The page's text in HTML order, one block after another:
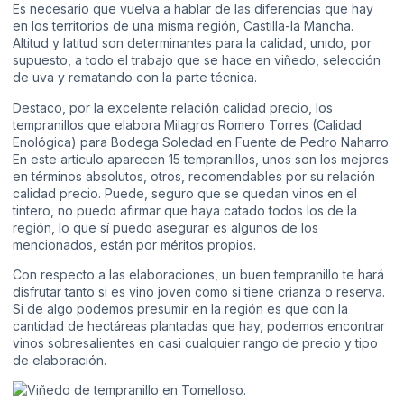
Es necesario que vuelva a hablar de las diferencias que hay
en los territorios de una misma región, Castilla-la Mancha.
Altitud y latitud son determinantes para la calidad, unido, por
supuesto, a todo el trabajo que se hace en viñedo, selección
de uva y rematando con la parte técnica.
Destaco, por la excelente relación calidad precio, los
tempranillos que elabora Milagros Romero Torres (Calidad
Enológica) para Bodega Soledad en Fuente de Pedro Naharro.
En este artículo aparecen 15 tempranillos, unos son los mejores
en términos absolutos, otros, recomendables por su relación
calidad precio. Puede, seguro que se quedan vinos en el
tintero, no puedo afirmar que haya catado todos los de la
región, lo que sí puedo asegurar es algunos de los
mencionados, están por méritos propios.
Con respecto a las elaboraciones, un buen tempranillo te hará
disfrutar tanto si es vino joven como si tiene crianza o reserva.
Si de algo podemos presumir en la región es que con la
cantidad de hectáreas plantadas que hay, podemos encontrar
vinos sobresalientes en casi cualquier rango de precio y tipo
de elaboración.